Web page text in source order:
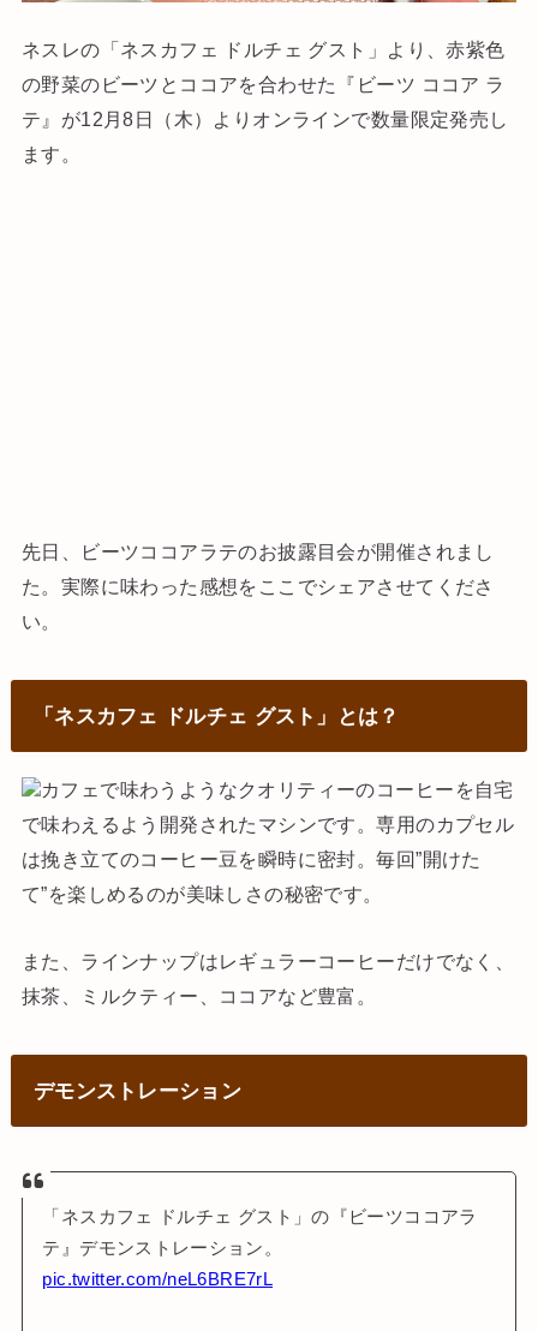
ネスレの「ネスカフェ ドルチェ グスト」より、赤紫色
の野菜のビーツとココアを合わせた『ビーツ ココア ラ
テ』が12月8日（木）よりオンラインで数量限定発売し
ます。
先日、ビーツココアラテのお披露目会が開催されまし
た。実際に味わった感想をここでシェアさせてくださ
い。
「ネスカフェ ドルチェ グスト」とは？
カフェで味わうようなクオリティーのコーヒーを自宅
で味わえるよう開発されたマシンです。専用のカプセル
は挽き立てのコーヒー豆を瞬時に密封。毎回”開けた
て”を楽しめるのが美味しさの秘密です。
また、ラインナップはレギュラーコーヒーだけでなく、
抹茶、ミルクティー、ココアなど豊富。
デモンストレーション
「ネスカフェ ドルチェ グスト」の『ビーツココアラ
テ』デモンストレーション。
pic.twitter.com/neL6BRE7rL